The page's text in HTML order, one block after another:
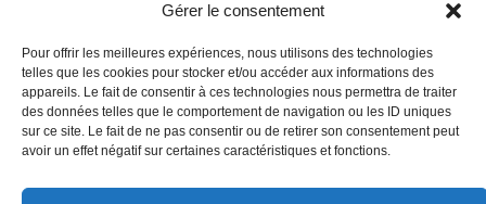
Gérer le consentement
Pour offrir les meilleures expériences, nous utilisons des technologies
telles que les cookies pour stocker et/ou accéder aux informations des
appareils. Le fait de consentir à ces technologies nous permettra de traiter
des données telles que le comportement de navigation ou les ID uniques
sur ce site. Le fait de ne pas consentir ou de retirer son consentement peut
avoir un effet négatif sur certaines caractéristiques et fonctions.
chinoises traditionnelles
L’acupuncture aide à l’insomnie liée à la dépression
L’acupuncture corrige le système électrique pathologique du
cerveau dans le syndrome du canal carpien
Le Tai Chi est rentable pour prévenir les chutes chez les personnes